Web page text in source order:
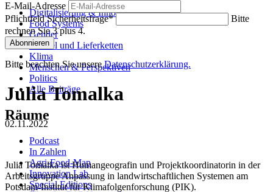
Digitalisierung & Innovation
Food Systems
Gender
Handel und Lieferketten
Klima
Menschen & Perspektiven
Politics
Alle Beiträge
Räume
Podcast
In Zahlen
Agri-Food-Map
Innovation Lab
Special Editions
E-Mail-Adresse
PflichtfeldSicherheitsfrage*
Bitte
rechnen Sie 3 plus 4.
Abonnieren
Bitte beachten Sie unsereDatenschutzerklärung.
Julia Tomalka
02.11.2022
Julia Tomalka ist Humangeografin und Projektkoordinatorin in der
Arbeitsgruppe Anpassung in landwirtschaftlichen Systemen am
Potsdam-Institut für Klimafolgenforschung (PIK).